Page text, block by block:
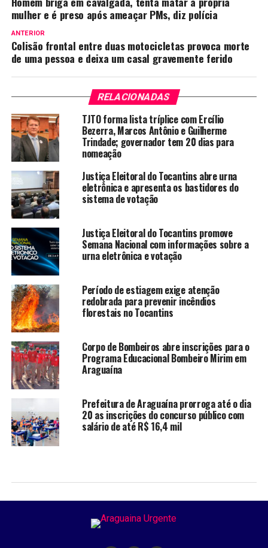
mulher e é preso após ameaçar PMs, diz polícia
ANTERIOR
Colisão frontal entre duas motocicletas provoca morte
de uma pessoa e deixa um casal gravemente ferido
RELACIONADAS
TJTO forma lista tríplice com Ercílio
Bezerra, Marcos Antônio e Guilherme
Trindade; governador tem 20 dias para
nomeação
Justiça Eleitoral do Tocantins abre urna
eletrônica e apresenta os bastidores do
sistema de votação
Justiça Eleitoral do Tocantins promove
Semana Nacional com informações sobre a
urna eletrônica e votação
Período de estiagem exige atenção
redobrada para prevenir incêndios
florestais no Tocantins
Corpo de Bombeiros abre inscrições para o
Programa Educacional Bombeiro Mirim em
Araguaína
Prefeitura de Araguaína prorroga até o dia
20 as inscrições do concurso público com
salário de até R$ 16,4 mil